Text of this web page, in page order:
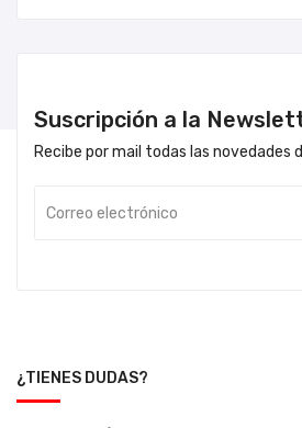
Suscripción a la
Recibe por mail todas las novedades
¿TIENES DUDAS?